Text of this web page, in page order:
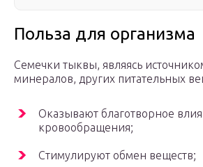
Польза для организма
Семечки тыквы, являясь
минералов, других питательных
Оказывают благотворное
кровообращения;
Стимулируют обмен веществ;